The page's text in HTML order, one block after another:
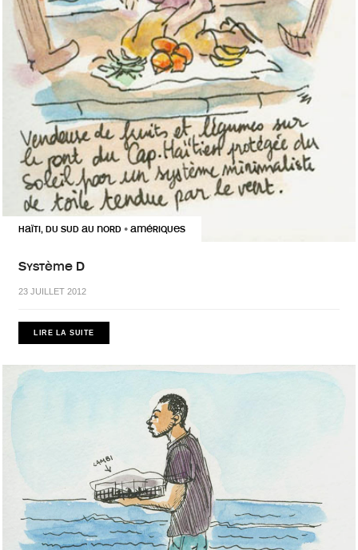
HAÏTI, DU SUD AU NORD • AMÉRIQUES
Système D
23 JUILLET 2012
LIRE LA SUITE